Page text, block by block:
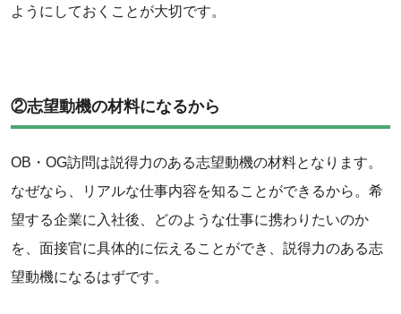
ようにしておくことが大切です。
‌②志望動機の材料になるから
OB・OG訪問は説得力のある志望動機の材料となります。
なぜなら、リアルな仕事内容を知ることができるから。希
望する企業に入社後、どのような仕事に携わりたいのか
を、面接官に具体的に伝えることができ、説得力のある志
望動機になるはずです。